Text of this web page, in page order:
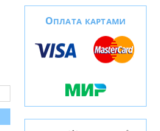
ОПЛАТА КАРТАМИ